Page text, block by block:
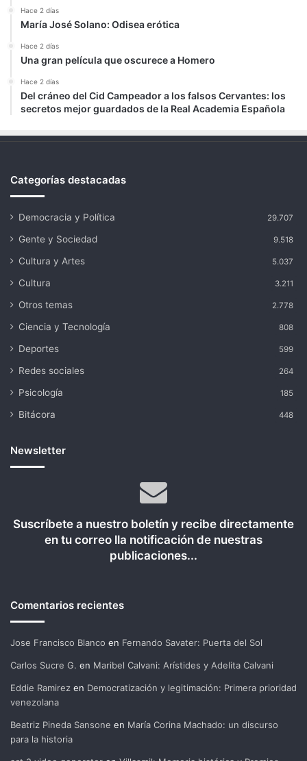
Hace 2 días
María José Solano: Odisea erótica
Hace 2 días
Una gran película que oscurece a Homero
Hace 2 días
Del cráneo del Cid Campeador a los falsos Cervantes: los
secretos mejor guardados de la Real Academia Española
Categorías destacadas
Democracia y Política 29.707
Gente y Sociedad 9.518
Cultura y Artes 5.037
Cultura 3.211
Otros temas 2.778
Ciencia y Tecnología 808
Deportes 599
Redes sociales 264
Psicología 185
Bitácora 448
Newsletter
Suscríbete a nuestro boletín y recibe directamente
en tu correo lla notificación de nuestras
publicaciones...
Comentarios recientes
Jose Francisco Blanco en Fernando Savater: Puerta del Sol
Carlos Sucre G. en Maribel Calvani: Arístides y Adelita Calvani
Eddie Ramirez en Democratización y legitimación: Primera prioridad
venezolana
Beatriz Pineda Sansone en María Corina Machado: un discurso
para la historia